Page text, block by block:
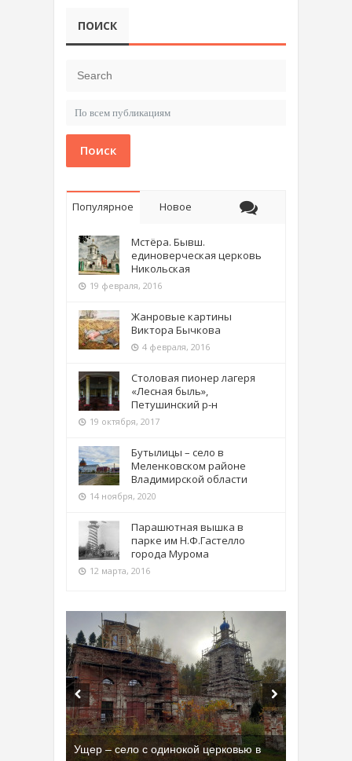
ПОИСК
Поиск
Популярное Новое
Мстёра. Бывш.
единоверческая церковь
Никольская
19 февраля, 2016
Жанровые картины
Виктора Бычкова
4 февраля, 2016
Столовая пионер лагеря
«Лесная быль»,
Петушинский р-н
19 октября, 2017
Бутылицы – село в
Меленковском районе
Владимирской области
14 ноября, 2020
Парашютная вышка в
парке им Н.Ф.Гастелло
города Мурома
12 марта, 2016
Ущер – село с одинокой церковью в